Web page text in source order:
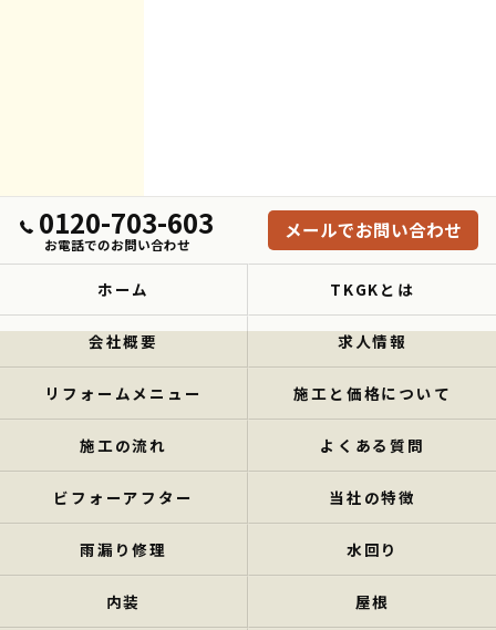
0120-703-603
お電話でのお問い合わせ
メールでお問い合わせ
ホーム TKGKとは
会社概要 求人情報
リフォームメニュー 施工と価格について
施工の流れ よくある質問
ビフォーアフター 当社の特徴
雨漏り修理 水回り
内装 屋根